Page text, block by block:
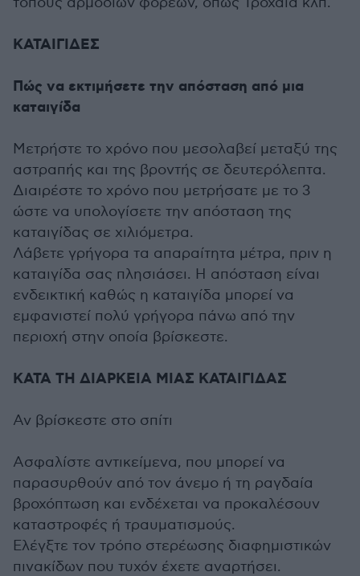
ΚΑΤΑΙΓΙΔΕΣ
Πώς να εκτιμήσετε την απόσταση από μια
καταιγίδα
Μετρήστε το χρόνο που μεσολαβεί μεταξύ της
αστραπής και της βροντής σε δευτερόλεπτα.
Διαιρέστε το χρόνο που μετρήσατε με το 3
ώστε να υπολογίσετε την απόσταση της
καταιγίδας σε χιλιόμετρα.
Λάβετε γρήγορα τα απαραίτητα μέτρα, πριν η
καταιγίδα σας πλησιάσει. Η απόσταση είναι
ενδεικτική καθώς η καταιγίδα μπορεί να
εμφανιστεί πολύ γρήγορα πάνω από την
περιοχή στην οποία βρίσκεστε.
ΚΑΤΑ ΤΗ ΔΙΑΡΚΕΙΑ ΜΙΑΣ ΚΑΤΑΙΓΙΔΑΣ
Αν βρίσκεστε στο σπίτι
Ασφαλίστε αντικείμενα, που μπορεί να
παρασυρθούν από τον άνεμο ή τη ραγδαία
βροχόπτωση και ενδέχεται να προκαλέσουν
καταστροφές ή τραυματισμούς.
Ελέγξτε τον τρόπο στερέωσης διαφημιστικών
πινακίδων που τυχόν έχετε αναρτήσει.